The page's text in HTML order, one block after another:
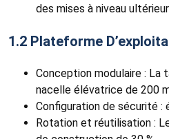
des mises à niveau
1.2 Plateforme
Conception modulaire : La
nacelle élévatrice de 200
Configuration de sécurité :
Rotation et réutilisation :